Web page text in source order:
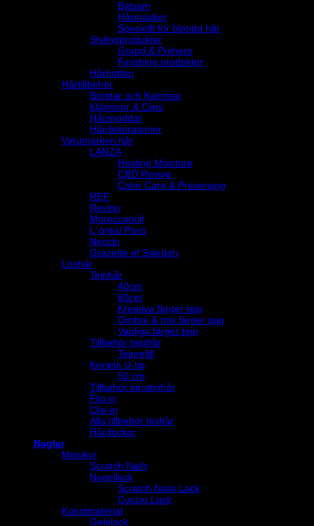
Balsam
Hårmasker
Speciellt för blonda hår
Stylingprodukter
Grund & Primers
Finishing produkter
Hårbotten
Hårtillbehör
Borstar och Kammar
Klämmor & Clips
Hårsnoddar
Hårdekorationer
Varumärken hår
LANZA
Healing Moisture
CBD Revive
Color Care & Preserving
REF
Revlon
Moroccanoil
L´oréal Paris
Neccin
Grazette of Sweden
Löshår
Tejphår
40cm
60cm
Kreativa färger tejp
Ombre & mix färger tejp
Vanliga färger tejp
Tillbehör tejphår
Tejprefill
Keratin U-tip
50 cm
Tillbehör keratinhår
Flip in
Clip-in
Alla tillbehör löshår
Hårdockor
Naglar
Manikyr
Scratch Nails
Nagellack
Scratch Nails Lack
Cuccio Lack
Konstmaterial
Gelélack